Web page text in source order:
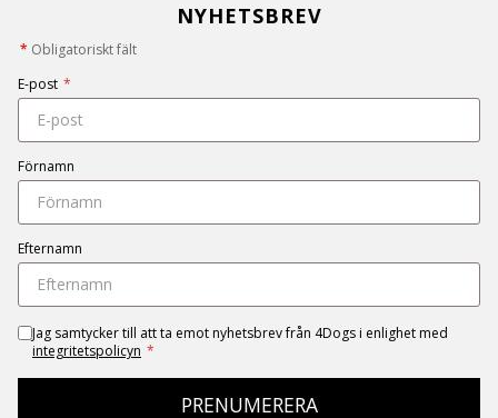
NYHETSBREV
* Obligatoriskt fält
E-post *
Förnamn
Efternamn
Jag samtycker till att ta emot nyhetsbrev från 4Dogs i enlighet med
integritetspolicyn *
PRENUMERERA